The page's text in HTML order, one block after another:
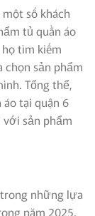
số khách
tủ quần áo
tìm kiếm
sản phẩm
Tổng thể,
tại quận 6
với sản phẩm
những lựa
năm 2025.